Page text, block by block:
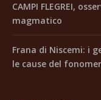
CAMPI FLEGREI,
magmatico
Frana di Niscemi: i
le cause del